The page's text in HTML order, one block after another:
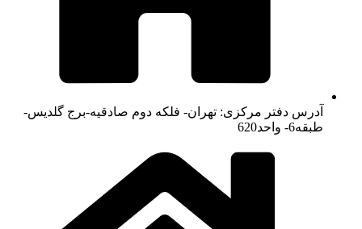
آدرس دفتر مرکزی: تهران- فلکه دوم صادقیه-برج گلدیس-
طبقه6- واحد620